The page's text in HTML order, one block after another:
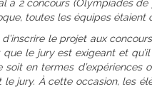
à 2 concours (Olympiades
toutes les équipes étaient
le projet aux
que le jury est exigeant et
soit en termes d’expériences
le jury. À cette occasion, les